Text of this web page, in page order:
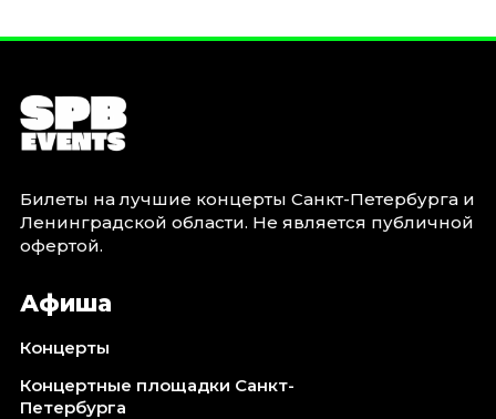
Билеты на лучшие концерты Санкт-Петербурга и
Ленинградской области. Не является публичной
офертой.
Афиша
Концерты
Концертные площадки Санкт-
Петербурга